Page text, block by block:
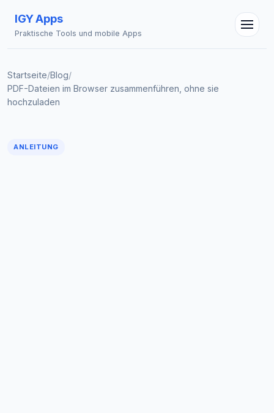
IGY Apps
Praktische Tools und mobile Apps
Startseite/Blog/
PDF-Dateien im Browser zusammenführen, ohne sie
hochzuladen
ANLEITUNG